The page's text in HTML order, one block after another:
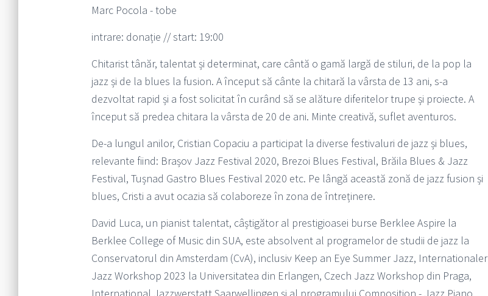
Marc Pocola - tobe
intrare: donație // start: 19:00
Chitarist tânăr, talentat și determinat, care cântă o gamă largă de stiluri, de la pop la
jazz și de la blues la fusion. A început să cânte la chitară la vârsta de 13 ani, s-a
dezvoltat rapid și a fost solicitat în curând să se alăture diferitelor trupe și proiecte. A
început să predea chitara la vârsta de 20 de ani. Minte creativă, suflet aventuros.
De-a lungul anilor, Cristian Copaciu a participat la diverse festivaluri de jazz și blues,
relevante fiind: Brașov Jazz Festival 2020, Brezoi Blues Festival, Brăila Blues & Jazz
Festival, Tușnad Gastro Blues Festival 2020 etc. Pe lângă această zonă de jazz fusion și
blues, Cristi a avut ocazia să colaboreze în zona de întreținere.
David Luca, un pianist talentat, câștigător al prestigioasei burse Berklee Aspire la
Berklee College of Music din SUA, este absolvent al programelor de studii de jazz la
Conservatorul din Amsterdam (CvA), inclusiv Keep an Eye Summer Jazz, Internationaler
Jazz Workshop 2023 la Universitatea din Erlangen, Czech Jazz Workshop din Praga,
International Jazzwerstatt Saarwellingen și al programului Composition - Jazz Piano